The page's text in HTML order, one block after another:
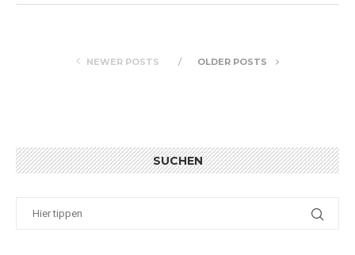
NEWER POSTS OLDER POSTS
SUCHEN